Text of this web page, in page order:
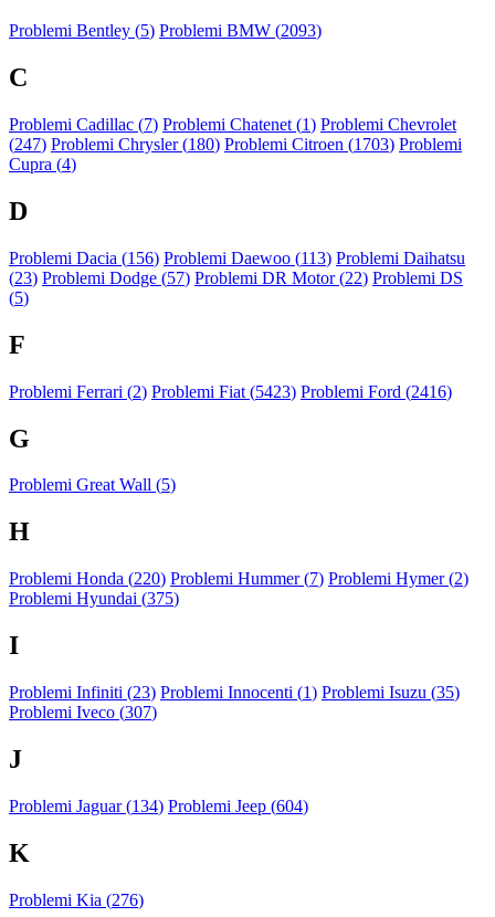
Problemi Bentley (5) Problemi BMW (2093)
C
Problemi Cadillac (7) Problemi Chatenet (1) Problemi Chevrolet
(247) Problemi Chrysler (180) Problemi Citroen (1703) Problemi
Cupra (4)
D
Problemi Dacia (156) Problemi Daewoo (113) Problemi Daihatsu
(23) Problemi Dodge (57) Problemi DR Motor (22) Problemi DS
(5)
F
Problemi Ferrari (2) Problemi Fiat (5423) Problemi Ford (2416)
G
Problemi Great Wall (5)
H
Problemi Honda (220) Problemi Hummer (7) Problemi Hymer (2)
Problemi Hyundai (375)
I
Problemi Infiniti (23) Problemi Innocenti (1) Problemi Isuzu (35)
Problemi Iveco (307)
J
Problemi Jaguar (134) Problemi Jeep (604)
K
Problemi Kia (276)